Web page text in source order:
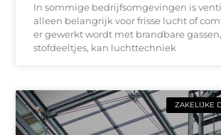
In sommige bedrijfsomgevingen is
alleen belangrijk voor frisse lucht of
er gewerkt wordt met brandbare
stofdeeltjes, kan luchttechniek
ZAKELIJKE